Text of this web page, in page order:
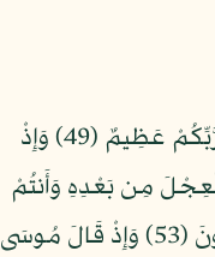
وَإِذْ نَجَّيْنَاكُم مِّنْ آلِ فِرْعَوْنَ يَسُومُونَكُمْ سُوَءَ الْعَذَابِ يُذَبِّحُونَ أَبْنَاءكُمْ وَيَسْتَحْيُونَ نِسَاءكُمْ وَفِي ذَلِكُم بَلاء مِّن رَّبِّكُمْ عَظِيمٌ (49) وَإِذْ
لَيْلَةً ثُمَّ اتَّخَذْتُمُ الْعِجْلَ مِن بَعْدِهِ وَأَنتُمْ
ظَالِمُونَ (51) ثُمَّ عَفَوْنَا عَنكُمِ مِّن بَعْدِ ذَلِكَ لَعَلَّكُمْ تَشْكُرُونَ (52) وَإِذْ آتَيْنَا مُوسَى الْكِتَابَ وَالْفُرْقَانَ لَعَلَّكُمْ تَهْتَدُونَ (53) وَإِذْ قَالَ مُوسَى